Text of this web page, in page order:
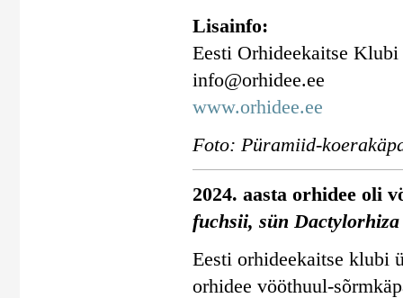
Lisainfo:
Eesti Orhideekaitse Klubi
info@orhidee.ee
www.orhidee.ee
Foto: Püramiid-
2024. aasta orhidee oli
fuchsii, sün
Eesti orhideekaitse klubi
orhidee vööthuul-